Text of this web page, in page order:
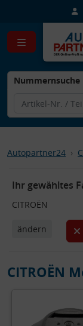
Nummernsuche
Autopartner24
Ihr gewähltes
CITROËN
ändern
CITROËN